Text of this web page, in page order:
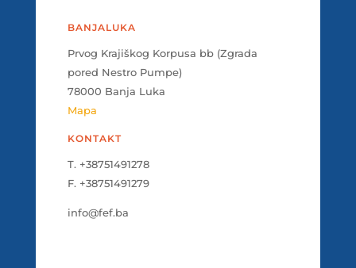
BANJALUKA
Prvog Krajiškog Korpusa bb (Zgrada
pored Nestro Pumpe)
78000 Banja Luka
Mapa
KONTAKT
T. +38751491278
F. +38751491279
info@fef.ba